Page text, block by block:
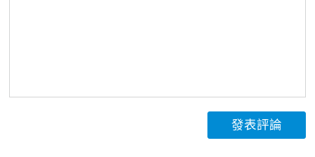
發表評論